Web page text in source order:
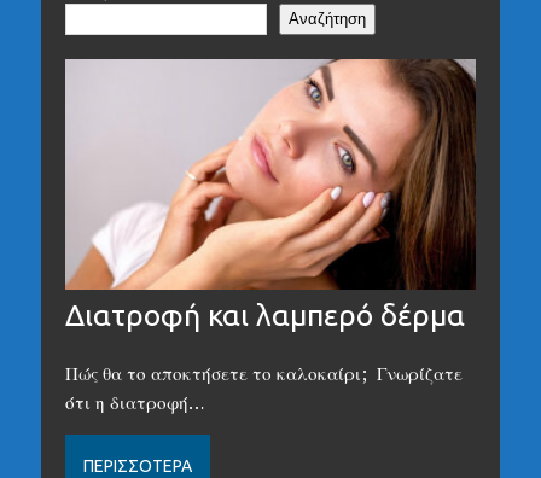
Αναζήτηση
Διατροφή και λαμπερό δέρμα
Πώς θα το αποκτήσετε το καλοκαίρι; Γνωρίζατε
ότι η διατροφή…
ΠΕΡΙΣΣΌΤΕΡΑ